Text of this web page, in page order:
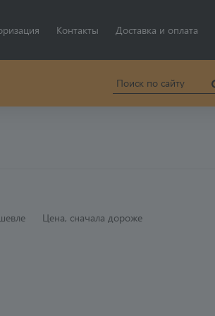
Контакты Доставка и оплата
Цена, сначала дороже